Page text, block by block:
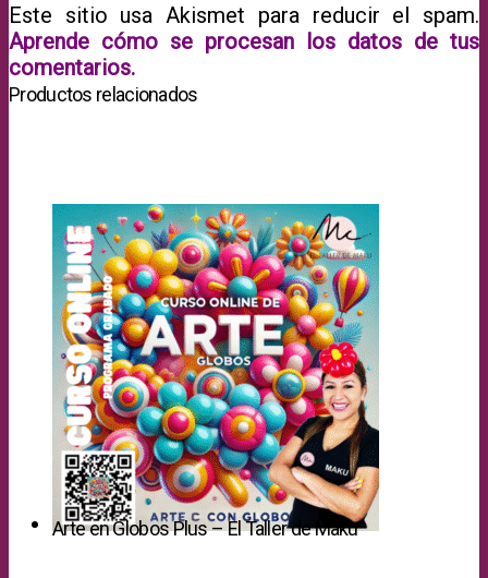
Este sitio usa Akismet para reducir el spam.
Aprende cómo se procesan los datos de tus
comentarios.
Productos relacionados
Arte en Globos Plus – El Taller de Maku